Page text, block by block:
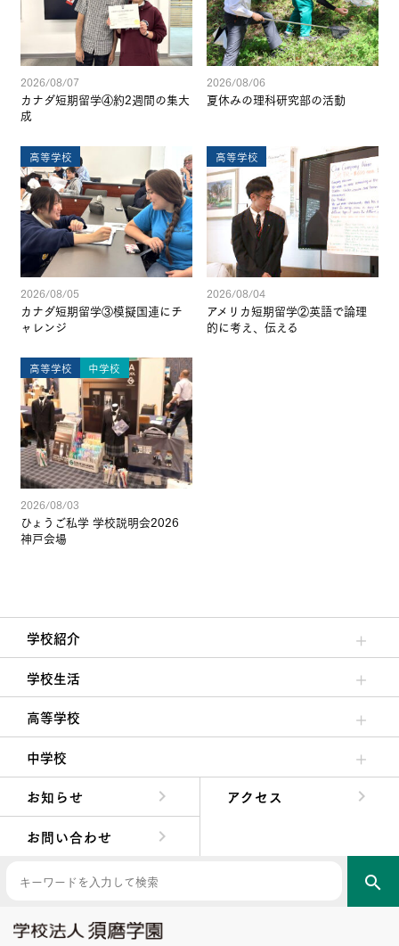
2026/08/07
カナダ短期留学④約2週間の集大
成
2026/08/06
夏休みの理科研究部の活動
高等学校
2026/08/05
カナダ短期留学③模擬国連にチ
ャレンジ
高等学校
2026/08/04
アメリカ短期留学②英語で論理
的に考え、伝える
高等学校 中学校
2026/08/03
ひょうご私学 学校説明会2026
神戸会場
学校紹介
理事長/学園長メッセージ
安心して任せられる学校
沿革
施設・設備
大学合格実績
学校生活
クラブ活動・生徒会活動
夙川ブログ
制服紹介
夙川カレンダー
高等学校
高校校長からの挨拶
高校の教育方針／特色
特進コース／進学コース
年間行事
先輩たちの声・生徒たちの声
中学校
中学校長からの挨拶
中学校の教育方針／特色
Aコース／Bコース
年間行事
先輩たちの声・生徒たちの声
お知らせ
アクセス
お問い合わせ
search